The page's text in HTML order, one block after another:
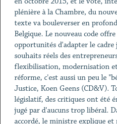
plénière à la Chambre, du
texte va bouleverser en
Belgique. Le nouveau code
opportunités d'adapter le
souhaits réels des
flexibilisation, modernisation
réforme, c'est aussi un peu le
Justice, Koen Geens (CD&V).
législatif, des critiques ont été
jugé par d'aucuns trop libéral.
accordé, le ministre explique et